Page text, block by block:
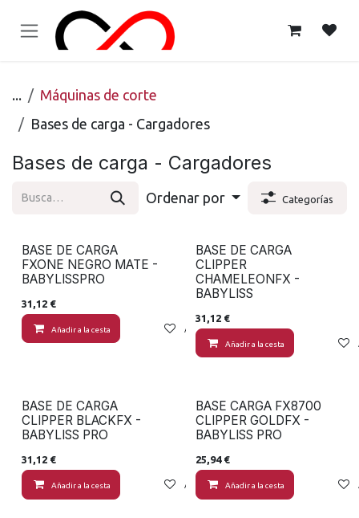
...
Máquinas de corte
Bases de carga - Cargadores
Bases de carga - Cargadores
Ordenar por Categorías
BASE DE CARGA
FXONE NEGRO MATE -
BABYLISSPRO
31,12 €
Añadir a la cesta Añadir a lista de deseos
BASE DE CARGA
CLIPPER
CHAMELEONFX -
BABYLISS
31,12€
Añadir a la cesta
BASE DE CARGA
CLIPPER BLACKFX -
BABYLISS PRO
31,12 €
Añadir a la cesta Añadir a lista de deseos
BASE CARGA FX8700
CLIPPER GOLDFX -
BABYLISS PRO
25,94€
Añadir a la cesta